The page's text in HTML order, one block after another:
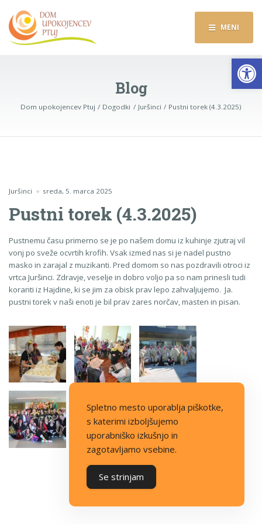
MENI
Blog
Dom upokojencev Ptuj Dogodki Juršinci Pustni torek (4.3.2025)
Juršinci sreda, 5. marca 2025
Pustni torek (4.3.2025)
Pustnemu času primerno se je po našem domu iz kuhinje zjutraj vil
vonj po sveže ocvrtih krofih. Vsak izmed nas si je nadel pustno
masko in zarajal z muzikanti. Pred domom so nas pozdravili otroci iz
vrtca Juršinci. Zdravje, veselje in dobro voljo pa so nam prinesli tudi
koranti iz Hajdine, ki se jim za obisk prav lepo zahvaljujemo. Ja.
pustni torek v naši enoti je bil prav zares norčav, masten in pisan.
Spletno mesto uporablja piškotke,
s katerimi izboljšujemo
uporabniško izkušnjo in
zagotavljamo vsebine.
Se strinjam